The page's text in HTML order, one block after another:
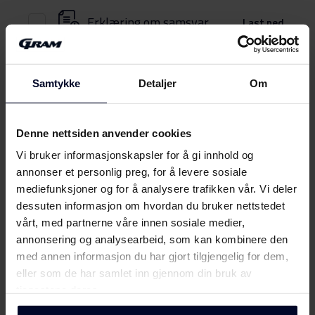
Samtykke Detaljer Om
Denne nettsiden anvender cookies
Vi bruker informasjonskapsler for å gi innhold og
annonser et personlig preg, for å levere sosiale
mediefunksjoner og for å analysere trafikken vår. Vi deler
dessuten informasjon om hvordan du bruker nettstedet
vårt, med partnerne våre innen sosiale medier,
annonsering og analysearbeid, som kan kombinere den
med annen informasjon du har gjort tilgjengelig for dem,
eller som de har samlet inn gjennom din bruk av
Erklæring om samsvar Last ned
Energimerking
Energimerke Last ned
Produktdatablad
Produktkort
(DK,EN,FI,SV,NO)
Last ned
Brukerveiledning
Sikkerhetsinformasjon og
Last ned
Vis mer
MøtGram